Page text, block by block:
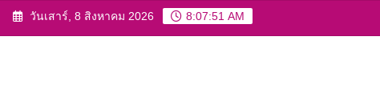
Skip วันเสาร์, 8 สิงหาคม 2026 8:07:53 AM